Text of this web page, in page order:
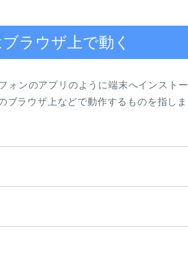
ラウザ上で動く
ォンのアプリのように端末へインストー
ラウザ上などで動作するものを指しま